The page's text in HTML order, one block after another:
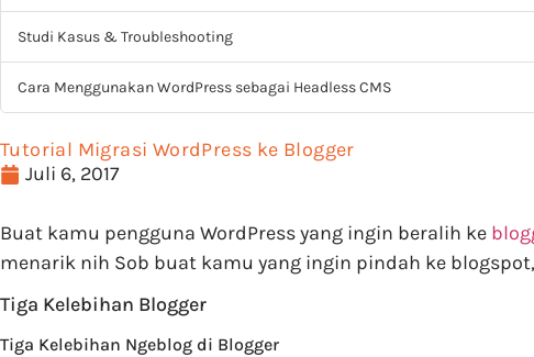
Studi Kasus & Troubleshooting
Cara Menggunakan WordPress sebagai Headless CMS
Tutorial Migrasi WordPress ke Blogger
Juli 6, 2017
Buat kamu pengguna WordPress yang ingin beralih ke
menarik nih Sob buat kamu yang ingin pindah ke
Tiga Kelebihan Blogger
Tiga Kelebihan Ngeblog di Blogger